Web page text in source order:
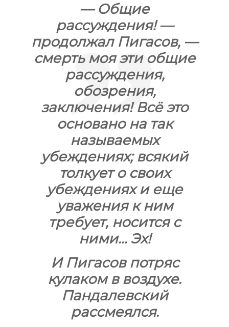
— Общие
рассуждения! —
продолжал Пигасов, —
смерть моя эти общие
рассуждения,
обозрения,
заключения! Всё это
основано на так
называемых
убеждениях; всякий
толкует о своих
убеждениях и еще
уважения к ним
требует, носится с
ними… Эх!
И Пигасов потряс
кулаком в воздухе.
Пандалевский
рассмеялся.